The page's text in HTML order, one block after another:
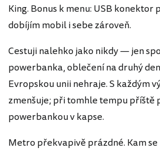
King. Bonus k menu: USB konektor
dobíjím mobil i sebe zároveň.
Cestuji nalehko jako nikdy — jen
powerbanka, oblečení na druhý
Evropskou unii nehraje. S každým
zmenšuje; při tomhle tempu příště
powerbankou v kapse.
Metro překvapivě prázdné. Kam